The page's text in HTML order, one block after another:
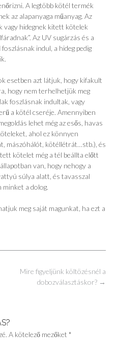
A legtöbb kötél termék
az alapanyaga műanyag. Az
vagy hidegnek kitett kötelek
Az UV sugárzás és a
indul, a hideg pedig
esetben azt látjuk, hogy kifakult
hogy nem terhelhetjük meg
foszlásnak indultak, vagy
a kötél cseréje. Amennyiben
lehet még az esős, havas
ahol ez könnyen
mászóhálót, kötéllétrát…stb.), és
kötelet még a tél beállta előtt
van, hogy nehogy a
súlya alatt, és tavasszal
minket a dolog.
meg saját magunkat, ha ezt a
Mire figyeljünk költözésnél a
dobozválasztáskor? →
A kötelező mezőket *